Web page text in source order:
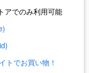
アでのみ利用可能
トでお買い物！